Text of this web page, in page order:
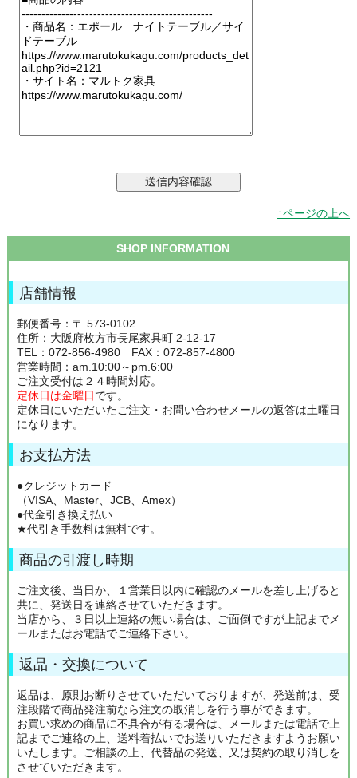
↑ページの上へ
SHOP INFORMATION
店舗情報
郵便番号：〒 573-0102
住所：大阪府枚方市長尾家具町 2-12-17
TEL：072-856-4980 FAX：072-857-4800
営業時間：am.10:00～pm.6:00
ご注文受付は２４時間対応。
定休日は金曜日です。
定休日にいただいたご注文・お問い合わせメールの返答は土曜日
になります。
お支払方法
●クレジットカード
（VISA、Master、JCB、Amex）
●代金引き換え払い
★代引き手数料は無料です。
商品の引渡し時期
ご注文後、当日か、１営業日以内に確認のメールを差し上げると
共に、発送日を連絡させていただきます。
当店から、３日以上連絡の無い場合は、ご面倒ですが上記までメ
ールまたはお電話でご連絡下さい。
返品・交換について
返品は、原則お断りさせていただいておりますが、発送前は、受
注段階で商品発注前なら注文の取消しを行う事ができます。
お買い求めの商品に不具合が有る場合は、メールまたは電話で上
記までご連絡の上、送料着払いでお送りいただきますようお願い
いたします。ご相談の上、代替品の発送、又は契約の取り消しを
させていただきます。